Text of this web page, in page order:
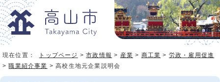
現在位置： トップページ >市政情報 > 産業 > 商工業 > 労政・雇用促進
>職業紹介事業 > 高校生地元企業説明会